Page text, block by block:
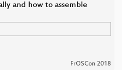
and how to assemble
FrOSCon 2018